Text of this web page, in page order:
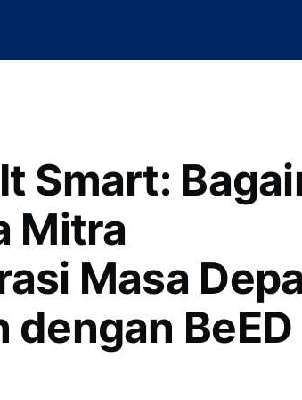
Smart:
Mitra
Masa
dengan BeED